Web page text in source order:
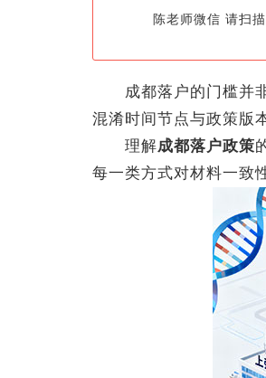
陈老师微信 请扫
成都落户的门槛并非
混淆时间节点与政策版
理解成都落户政策
每一类方式对材料一致